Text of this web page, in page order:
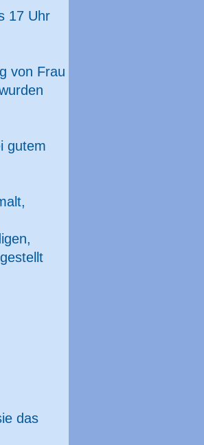
17 Uhr
von Frau
gutem
das